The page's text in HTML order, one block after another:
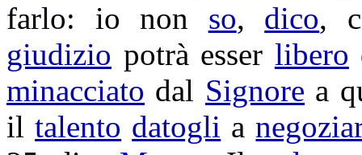
farlo: io non so, dico,
giudizio potrà esser libero
minacciato dal Signore a
iltalento datogli a